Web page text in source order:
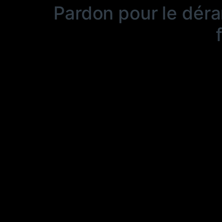
Pardon pour le